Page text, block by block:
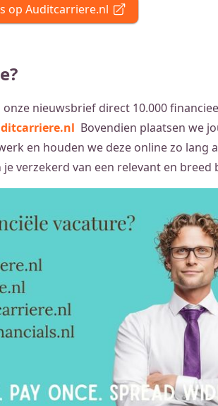
op Auditcarriere.nl
nieuwsbrief direct 10.000
Bovendien plaatsen we
en houden we deze online zo lang
verzekerd van een relevant en breed